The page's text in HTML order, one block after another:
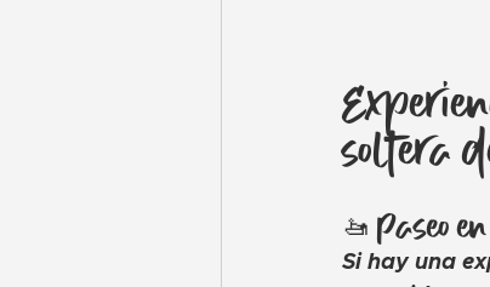
soltera
🚤 Paseo
Si hay una